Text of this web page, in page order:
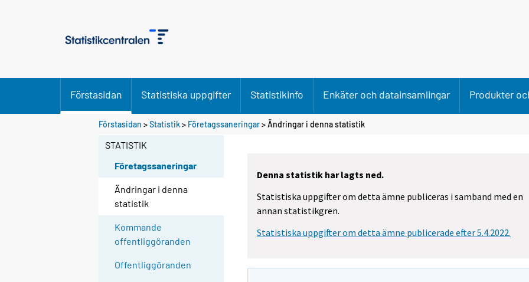
Förstasidan Statistiska uppgifter Statistikinfo Enkäter och datainsamlingar Produkter
Förstasidan >Statistik> Företagssaneringar> Ändringar i denna statistik
STATISTIK
Företagssaneringar
Ändringar i denna
statistik
Kommande
offentliggöranden
Offentliggöranden
Denna statistik har lagts ned.
Statistiska uppgifter om detta ämne publiceras i samband med en
annan statistikgren.
Statistiska uppgifter om detta ämne publicerade efter 5.4.2022.